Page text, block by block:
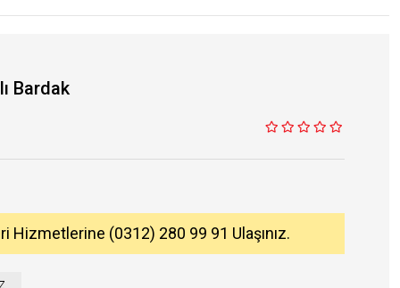
Bardak
Hizmetlerine (0312) 280 99 91 Ulaşınız.